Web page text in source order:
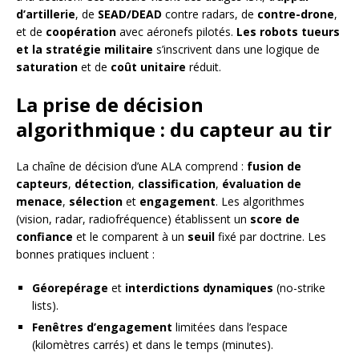
d’artillerie, de SEAD/DEAD contre radars, de contre-drone,
et de coopération avec aéronefs pilotés. Les robots tueurs
et la stratégie militaire s’inscrivent dans une logique de
saturation et de coût unitaire réduit.
La prise de décision
algorithmique : du capteur au tir
La chaîne de décision d’une ALA comprend : fusion de
capteurs, détection, classification, évaluation de
menace, sélection et engagement. Les algorithmes
(vision, radar, radiofréquence) établissent un score de
confiance et le comparent à un seuil fixé par doctrine. Les
bonnes pratiques incluent :
Géorepérage et interdictions dynamiques (no-strike
lists).
Fenêtres d’engagement limitées dans l’espace
(kilomètres carrés) et dans le temps (minutes).